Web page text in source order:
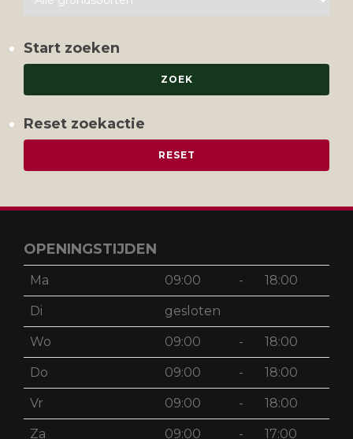
Start zoeken
Reset zoekactie
OPENINGSTIJDEN
Ma 09:00 - 18:00
Di gesloten
Wo 09:00 - 18:00
Do 09:00 - 18:00
Vr 09:00 - 18:00
Za 09:00 - 17:00